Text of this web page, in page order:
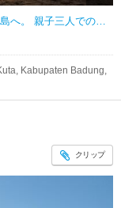
2024年夏休みはインドネシア、バリ島へ。 親子三人での訪問になります。 ダブルシックスビーチまでは徒歩５分ほどのところのホテルに滞在していましたが、 ビーチ沿いには専用のビーチクラブがありました。 そこでビーチタ
Kabupaten Badung,
クリップ